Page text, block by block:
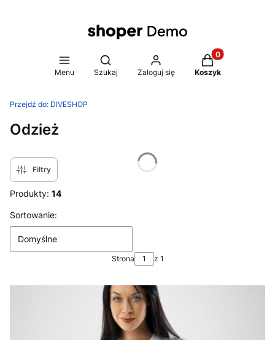
Menu
Otwórz wyszukiwarkę
Szukaj Zaloguj się
Produkty w
Koszyk
Przejdź do: DIVESHOP
Odzież
Filtry
Produkty: 14
Lista produktów
Sortowanie:
Domyślne
Strona z 1